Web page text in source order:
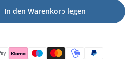
Luftreiniger verringern
Sense Luftreiniger
In den Warenkorb legen